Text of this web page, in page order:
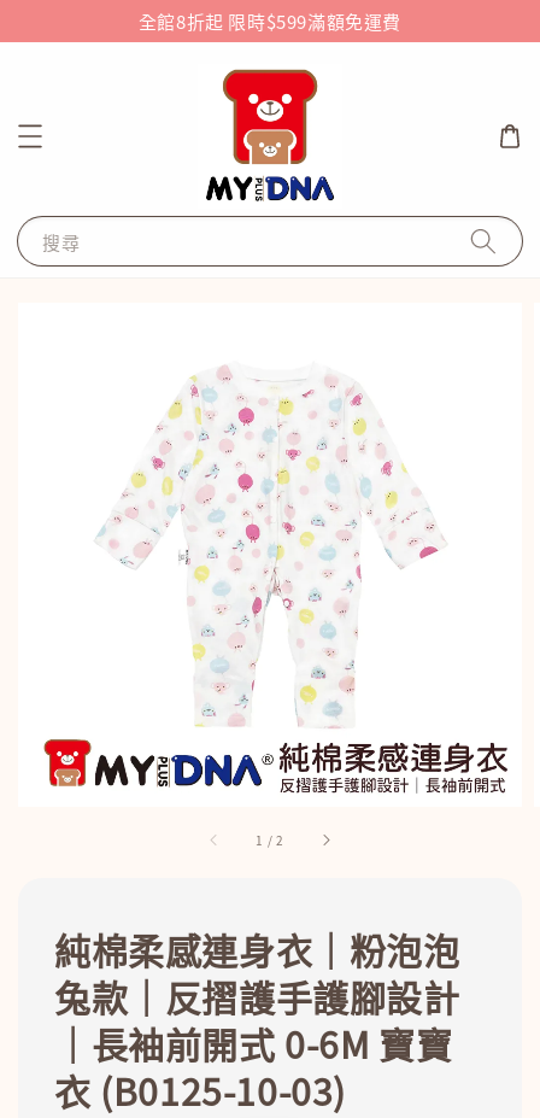
全館8折起 限時$599滿額免運費
搜尋
1 /2
純棉柔感連身衣｜粉泡泡
兔款｜反摺護手護腳設計
｜長袖前開式 0-6M 寶寶
衣 (B0125-10-03)